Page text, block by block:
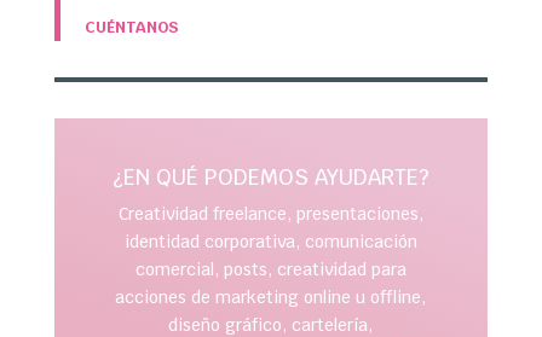
CUÉNTANOS
¿EN QUÉ PODEMOS AYUDARTE?
Creatividad freelance, presentaciones,
identidad corporativa, comunicación
comercial, posts, creatividad para
acciones de marketing online u offline,
diseño gráfico, cartelería,